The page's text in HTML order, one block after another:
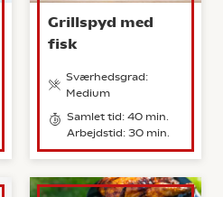
Grillspyd med
fisk
Sværhedsgrad:
Medium
Samlet tid: 40 min.
Arbejdstid: 30 min.